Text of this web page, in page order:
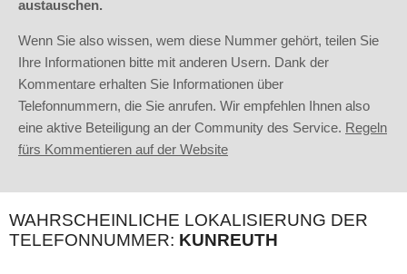
austauschen.
Wenn Sie also wissen, wem diese Nummer gehört, teilen Sie
Ihre Informationen bitte mit anderen Usern. Dank der
Kommentare erhalten Sie Informationen über
Telefonnummern, die Sie anrufen. Wir empfehlen Ihnen also
eine aktive Beteiligung an der Community des Service. Regeln
fürs Kommentieren auf der Website
WAHRSCHEINLICHE LOKALISIERUNG DER
TELEFONNUMMER: KUNREUTH